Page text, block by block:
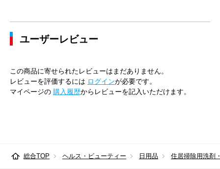
ユーザーレビュー
この商品に寄せられたレビューはまだありません。
レビューを評価するには ログインが必要です。
マイページの 購入履歴からレビューを記入いただけます。
総合TOP ヘルス・ビューティー 日用品 住居掃除用洗剤